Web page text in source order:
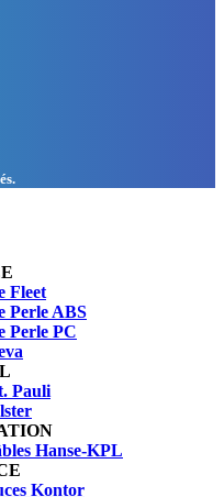
Fleet
Perle ABS
Perle PC
Pauli
Hanse-KPL
Kontor